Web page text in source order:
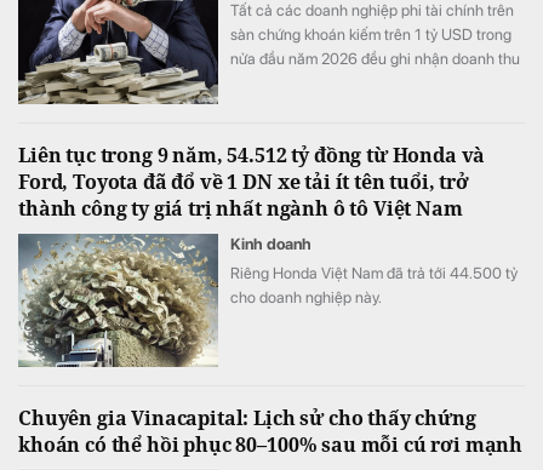
Tất cả các doanh nghiệp phi tài chính trên
sàn chứng khoán kiếm trên 1 tỷ USD trong
nửa đầu năm 2026 đều ghi nhận doanh thu
Liên tục trong 9 năm, 54.512 tỷ đồng từ Honda và
Ford, Toyota đã đổ về 1 DN xe tải ít tên tuổi, trở
thành công ty giá trị nhất ngành ô tô Việt Nam
Kinh doanh
Riêng Honda Việt Nam đã trả tới 44.500 tỷ
cho doanh nghiệp này.
Chuyên gia Vinacapital: Lịch sử cho thấy chứng
khoán có thể hồi phục 80–100% sau mỗi cú rơi mạnh